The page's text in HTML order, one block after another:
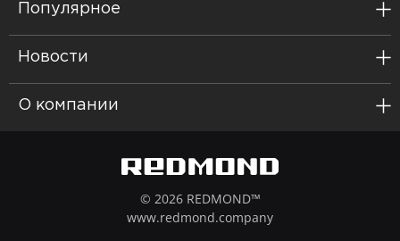
Популярное
Новости
О компании
© 2026 REDMOND™
www.redmond.company